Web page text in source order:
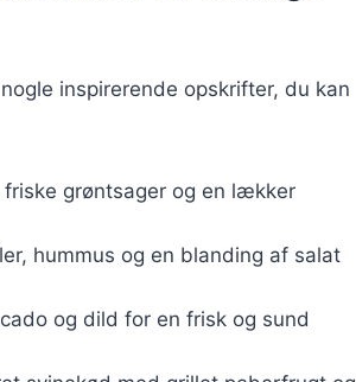
inspirerende opskrifter, du kan
friske grøntsager og en lækker
hummus og en blanding af salat
og dild for en frisk og sund